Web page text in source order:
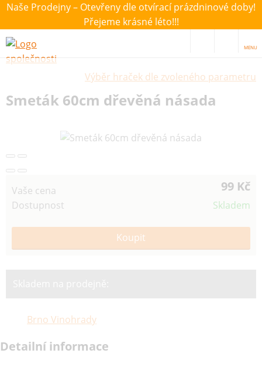
Naše Prodejny – Otevřeny dle otvírací prázdninové doby!
Přejeme krásné léto!!!
MENU
Výběr hraček dle zvoleného parametru
Smeták 60cm dřevěná násada
Vaše cena 99 Kč
Dostupnost Skladem
Brno Vinohrady
Detailní informace